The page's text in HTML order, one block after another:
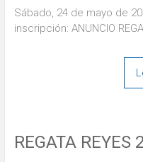
Sábado, 24 de mayo de
inscripción: ANUNCIO
REGATA REYES